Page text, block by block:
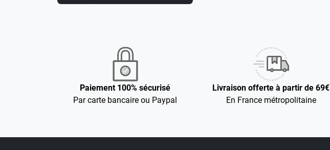
Paiement 100% sécurisé
Par carte bancaire ou Paypal
Livraison offerte à partir de 69€
En France métropolitaine